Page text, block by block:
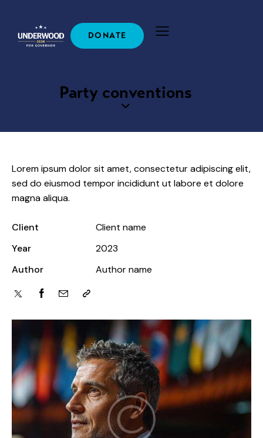
DONATE
Party conventions
Lorem ipsum dolor sit amet, consectetur adipiscing elit,
sed do eiusmod tempor incididunt ut labore et dolore
magna aliqua.
Client
Client name
Year
2023
Author
Author name